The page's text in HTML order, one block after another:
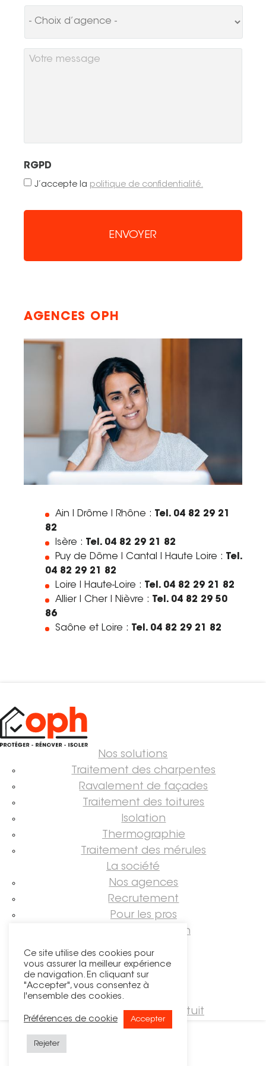
Tel. 04 82 29 21 82
Votre
RGPD
J’accepte la politique de confidentialité.
Turnstile
AGENCES OPH
Ain I Drôme I Rhône : Tel. 04 82 29 21
82
Isère : Tel. 04 82 29 21 82
Puy de Dôme I Cantal I Haute Loire : Tel.
04 82 29 21 82
Loire I Haute-Loire : Tel. 04 82 29 21 82
Allier I Cher I Nièvre : Tel. 04 82 29 50
86
Saône et Loire : Tel. 04 82 29 21 82
Nos solutions
Traitement des charpentes
Ravalement de façades
Traitement des toitures
Isolation
Thermographie
Traitement des mérules
La société
Nos agences
Recrutement
Pour les pros
Guide rénovation
Suivez-nous !
Demander un devis gratuit
Ce site utilise des cookies pour
vous assurer la meilleur expérience
de navigation. En cliquant sur
"Accepter", vous consentez à
l'ensemble des cookies.
Préférences de cookie Accepter
Rejeter